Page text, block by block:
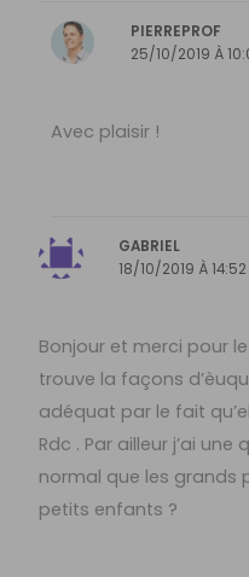
PIERREPROF
25/10/2019 À
Avec plaisir !
GABRIEL
18/10/2019 À 14:52
Bonjour et merci pour
trouve la façons
adéquat par le fait
Rdc . Par ailleur j’ai
normal que les grands
petits enfants ?